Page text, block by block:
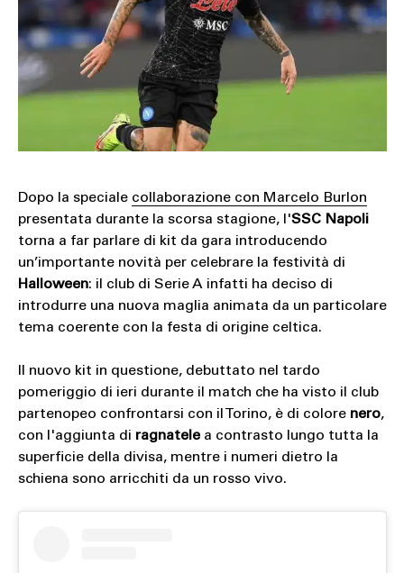
SPORT
TECH
TRAVEL
Dopo la speciale collaborazione con Marcelo Burlon
presentata durante la scorsa stagione, l'SSC Napoli
torna a far parlare di kit da gara introducendo
un’importante novità per celebrare la festività di
Halloween: il club di Serie A infatti ha deciso di
introdurre una nuova maglia animata da un particolare
tema coerente con la festa di origine celtica.
Il nuovo kit in questione, debuttato nel tardo
pomeriggio di ieri durante il match che ha visto il club
partenopeo confrontarsi con il Torino, è di colore nero,
con l'aggiunta di ragnatelea contrasto lungo tutta la
superficie della divisa, mentre i numeri dietro la
schiena sono arricchiti da un rosso vivo.